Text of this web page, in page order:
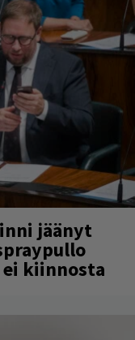
jäänyt
ei kiinnosta